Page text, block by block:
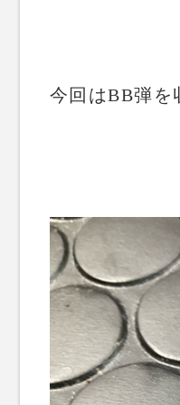
今回はBB弾を